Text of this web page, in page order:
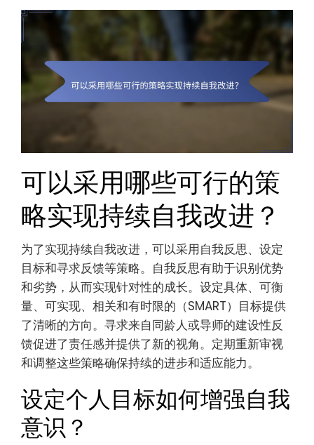
可以采用哪些可行的策
略实现持续自我改进？
为了实现持续自我改进，可以采用自我反思、设定
目标和寻求反馈等策略。自我反思有助于识别优势
和劣势，从而实现针对性的成长。设定具体、可衡
量、可实现、相关和有时限的（SMART）目标提供
了清晰的方向。寻求来自同龄人或导师的建设性反
馈促进了责任感并提供了新的视角。定期重新审视
和调整这些策略确保持续的进步和适应能力。
设定个人目标如何增强自我
意识？